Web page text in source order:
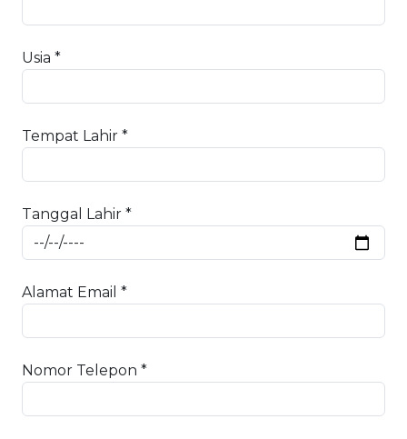
Usia *
Tempat Lahir *
Tanggal Lahir *
Alamat Email *
Nomor Telepon *